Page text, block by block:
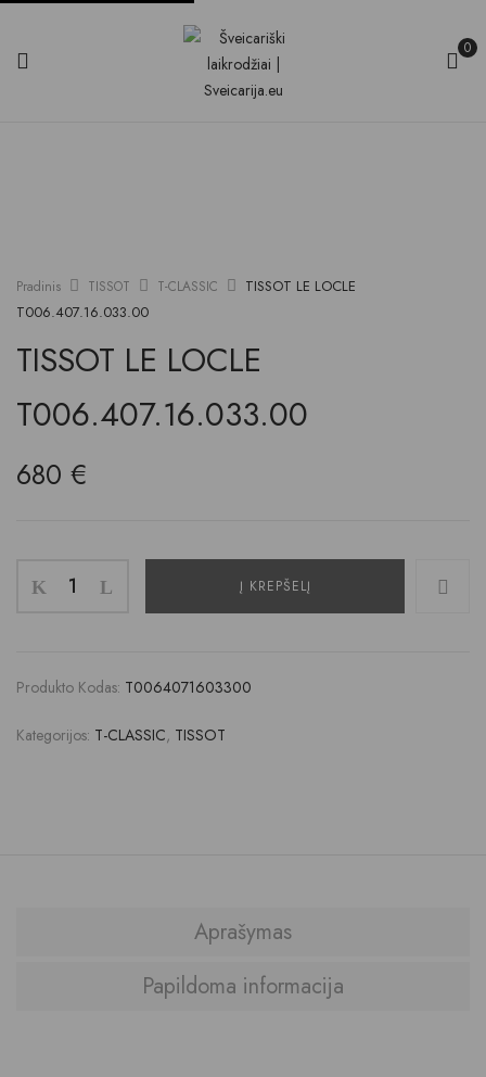
0
Pradinis TISSOT T-CLASSIC
TISSOT LE LOCLE
T006.407.16.033.00
TISSOT LE LOCLE
T006.407.16.033.00
680 €
Į KREPŠELĮ
Produkto Kodas: T0064071603300
Kategorijos: T-CLASSIC, TISSOT
Aprašymas
Papildoma informacija